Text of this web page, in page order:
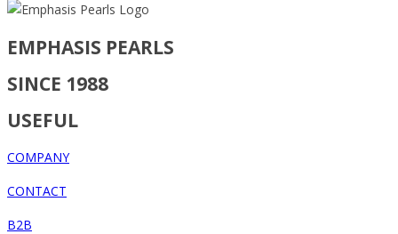
EMPHASIS PEARLS
SINCE 1988
USEFUL
COMPANY
CONTACT
B2B